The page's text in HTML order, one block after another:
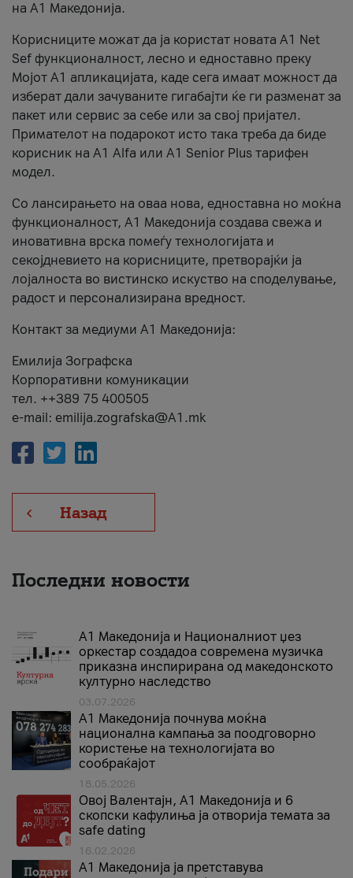
на А1 Македонија.
Корисниците можат да ја користат новата А1 Net
Sef функционалност, лесно и едноставно преку
Мојот А1 апликацијата, каде сега имаат можност да
изберат дали зачуваните гигабајти ќе ги разменат за
пакет или сервис за себе или за свој пријател.
Примателот на подарокот исто така треба да биде
корисник на А1 Alfa или A1 Senior Plus тарифен
модел.
Со лансирањето на оваа нова, едноставна но моќна
функционалност, А1 Македонија создава свежа и
иновативна врска помеѓу технологијата и
секојдневието на корисниците, претворајќи ја
лојалноста во вистинско искуство на споделување,
радост и персонализирана вредност.
Контакт за медиуми А1 Македонија:
Емилија Зографска
Корпоративни комуникации
тел. ++389 75 400505
e-mail: emilija.zografska@A1.mk
Назад
Последни новости
А1 Македонија и Националниот џез
оркестар создадоа современа музичка
приказна инспирирана од македонското
културно наследство
03.07.2026
A1 Македонија почнува моќна
национална кампања за поодговорно
користење на технологијата во
сообраќајот
18.05.2026
Овој Валентајн, A1 Македонија и 6
скопски кафулиња ја отворија темата за
safe dating
16.02.2026
А1 Македонија ја претставува